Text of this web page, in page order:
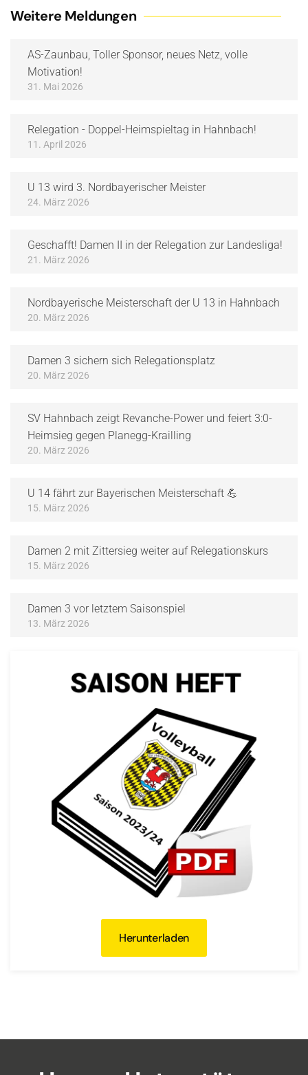
Weitere Meldungen
AS-Zaunbau, Toller Sponsor, neues Netz, volle
Motivation!
31. Mai 2026
Relegation - Doppel-Heimspieltag in Hahnbach!
11. April 2026
U 13 wird 3. Nordbayerischer Meister
24. März 2026
Geschafft! Damen II in der Relegation zur Landesliga!
21. März 2026
Nordbayerische Meisterschaft der U 13 in Hahnbach
20. März 2026
Damen 3 sichern sich Relegationsplatz
20. März 2026
SV Hahnbach zeigt Revanche-Power und feiert 3:0-
Heimsieg gegen Planegg-Krailling
20. März 2026
U 14 fährt zur Bayerischen Meisterschaft 💪
15. März 2026
Damen 2 mit Zittersieg weiter auf Relegationskurs
15. März 2026
Damen 3 vor letztem Saisonspiel
13. März 2026
Herunterladen